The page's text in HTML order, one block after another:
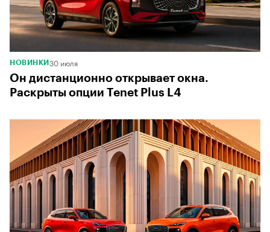
НОВИНКИ 30 июля
Он дистанционно открывает окна.
Раскрыты опции Tenet Plus L4